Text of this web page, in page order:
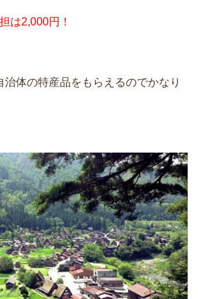
は2,000円！
治体の特産品をもらえるのでかなり